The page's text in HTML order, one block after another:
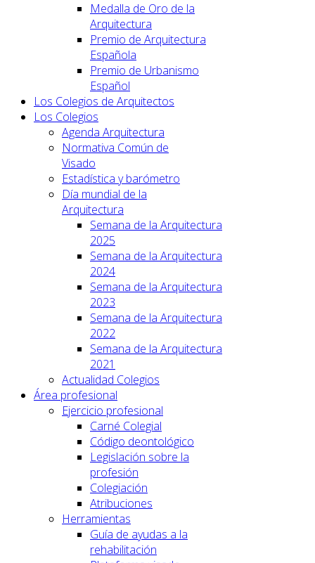
Medalla de Oro de la
Arquitectura
Premio de Arquitectura
Española
Premio de Urbanismo
Español
Los Colegios de Arquitectos
Los Colegios
Agenda Arquitectura
Normativa Común de
Visado
Estadística y barómetro
Día mundial de la
Arquitectura
Semana de la Arquitectura
2025
Semana de la Arquitectura
2024
Semana de la Arquitectura
2023
Semana de la Arquitectura
2022
Semana de la Arquitectura
2021
Actualidad Colegios
Área profesional
Ejercicio profesional
Carné Colegial
Código deontológico
Legislación sobre la
profesión
Colegiación
Atribuciones
Herramientas
Guía de ayudas a la
rehabilitación